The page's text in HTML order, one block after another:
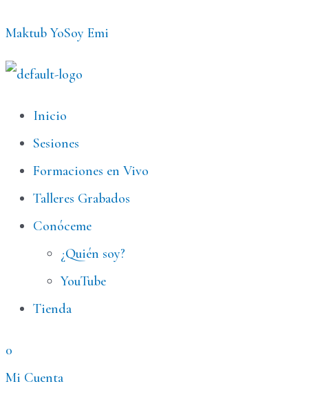
contenido
Maktub YoSoy Emi
MenúInicio
Sesiones
Formaciones en Vivo
Talleres Grabados
Conóceme
¿Quién soy?
YouTube
Tienda
0
Mi Cuenta